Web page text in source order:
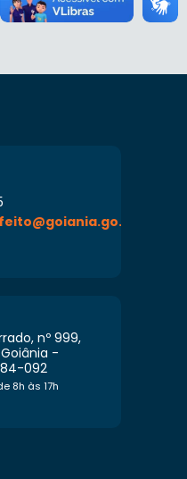
de
trabalho,
ao
da
nº 999,
-
092
8h às 17h